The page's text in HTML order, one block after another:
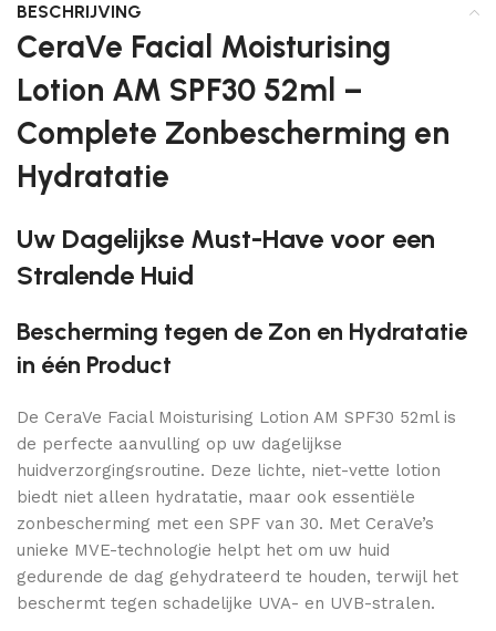
BESCHRIJVING
CeraVe Facial Moisturising
Lotion AM SPF30 52ml –
Complete Zonbescherming en
Hydratatie
Uw Dagelijkse Must-Have voor een
Stralende Huid
Bescherming tegen de Zon en Hydratatie
in één Product
De CeraVe Facial Moisturising Lotion AM SPF30 52ml is
de perfecte aanvulling op uw dagelijkse
huidverzorgingsroutine. Deze lichte, niet-vette lotion
biedt niet alleen hydratatie, maar ook essentiële
zonbescherming met een SPF van 30. Met CeraVe’s
unieke MVE-technologie helpt het om uw huid
gedurende de dag gehydrateerd te houden, terwijl het
beschermt tegen schadelijke UVA- en UVB-stralen.